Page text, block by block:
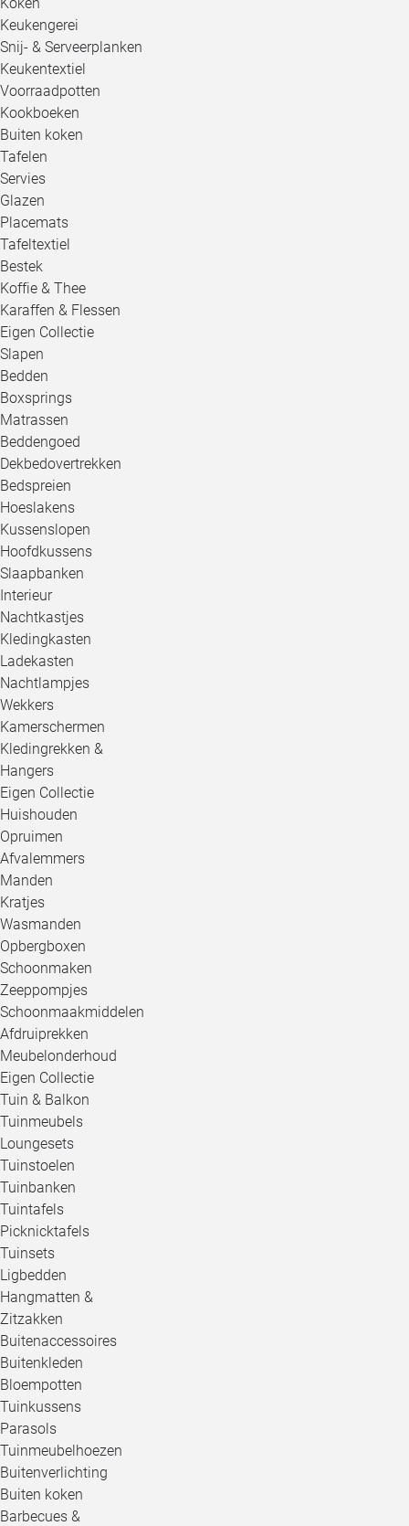
Keukengerei
Snij- & Serveerplanken
Keukentextiel
Voorraadpotten
Kookboeken
Buiten koken
Tafelen
Servies
Glazen
Placemats
Tafeltextiel
Bestek
Koffie & Thee
Karaffen & Flessen
Eigen Collectie
Slapen
Bedden
Boxsprings
Matrassen
Beddengoed
Dekbedovertrekken
Bedspreien
Hoeslakens
Kussenslopen
Hoofdkussens
Slaapbanken
Interieur
Nachtkastjes
Kledingkasten
Ladekasten
Nachtlampjes
Wekkers
Kamerschermen
Kledingrekken &
Hangers
Eigen Collectie
Huishouden
Opruimen
Afvalemmers
Manden
Kratjes
Wasmanden
Opbergboxen
Schoonmaken
Zeeppompjes
Schoonmaakmiddelen
Afdruiprekken
Meubelonderhoud
Eigen Collectie
Tuin & Balkon
Tuinmeubels
Loungesets
Tuinstoelen
Tuinbanken
Tuintafels
Picknicktafels
Tuinsets
Ligbedden
Hangmatten &
Zitzakken
Buitenaccessoires
Buitenkleden
Bloempotten
Tuinkussens
Parasols
Tuinmeubelhoezen
Buitenverlichting
Buiten koken
Barbecues &